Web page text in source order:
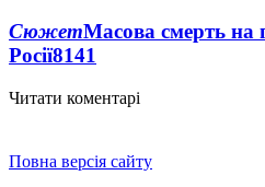
СюжетМасова смерть
Росії8141
Читати коментарі
Повна версія сайту